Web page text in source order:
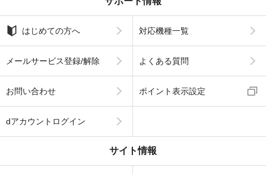
はじめての方へ 対応機種一覧
メールサービス登録/解除 よくある質問
お問い合わせ ポイント表示設定
dアカウントログイン
サイト情報